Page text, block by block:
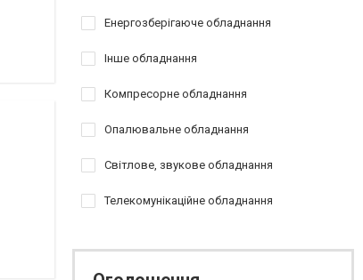
Енергозберігаюче обладнання
Інше обладнання
Компресорне обладнання
Опалювальне обладнання
Світлове, звукове обладнання
Телекомунікаційне обладнання